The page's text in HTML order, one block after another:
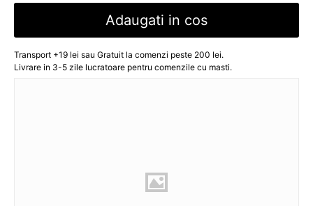
Adaugati in cos
Transport +19 lei sau Gratuit la comenzi peste 200 lei.
Livrare in 3-5 zile lucratoare pentru comenzile cu masti.